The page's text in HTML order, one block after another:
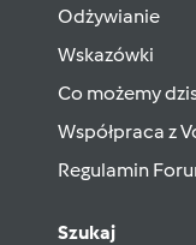
Odżywianie
Wskazówki
Co możemy
Współpraca z
Regulamin
Szukaj